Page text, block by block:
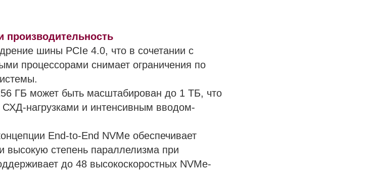
производительность
шины PCIe 4.0, что в сочетании с
процессорами снимает ограничения по
ГБ может быть масштабирован до 1 ТБ, что
нагрузками и интенсивным вводом-
End-to-End NVMe обеспечивает
степень параллелизма при
до 48 высокоскоростных NVMe-